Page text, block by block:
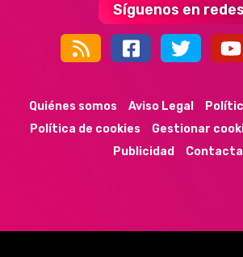
Síguenos en
Quiénes somos Aviso Legal
Política de cookies
Gestionar
Publicidad